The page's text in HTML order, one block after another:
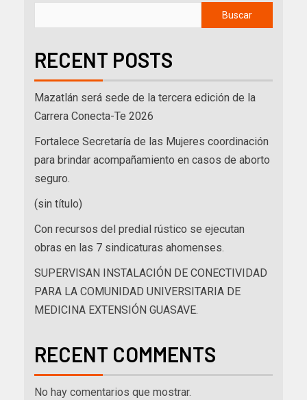
Buscar
RECENT POSTS
Mazatlán será sede de la tercera edición de la
Carrera Conecta-Te 2026
Fortalece Secretaría de las Mujeres coordinación
para brindar acompañamiento en casos de aborto
seguro.
(sin título)
Con recursos del predial rústico se ejecutan
obras en las 7 sindicaturas ahomenses.
SUPERVISAN INSTALACIÓN DE CONECTIVIDAD
PARA LA COMUNIDAD UNIVERSITARIA DE
MEDICINA EXTENSIÓN GUASAVE.
RECENT COMMENTS
No hay comentarios que mostrar.